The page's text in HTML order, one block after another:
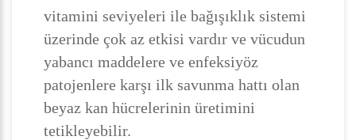
vitamini seviyeleri ile bağışıklık sistemi
üzerinde çok az etkisi vardır ve vücudun
yabancı maddelere ve enfeksiyöz
patojenlere karşı ilk savunma hattı olan
beyaz kan hücrelerinin üretimini
tetikleyebilir.